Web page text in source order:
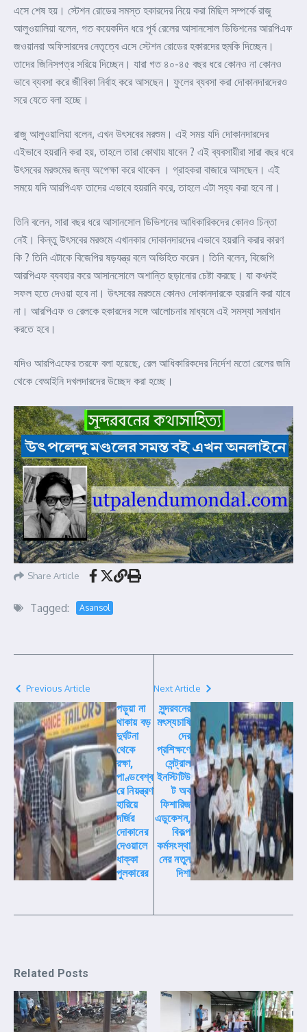
এসে শেষ হয়। স্টেশন রোডের সমস্ত হকারদের নিয়ে করা মিছিল সম্পর্কে রাজু
আলুওয়ালিয়া বলেন, গত কয়েকদিন ধরে পূর্ব রেলের আসানসোল ডিভিশনের আরপিএফ
জওয়ানরা অফিসারদের নেতৃত্বে এসে স্টেশন রোডের হকারদের হুমকি দিচ্ছেন।
তাদের জিনিসপত্র সরিয়ে দিচ্ছেন। যারা গত ৪০-৪৫ বছর ধরে কোনও না কোনও
ভাবে ব্যবসা করে জীবিকা নির্বাহ করে আসছেন। ফুলের ব্যবসা করা দোকানদারদেরও
সরে যেতে বলা হচ্ছে।
রাজু আলুওয়ালিয়া বলেন, এখন উৎসবের মরশুম। এই সময় যদি দোকানদারদের
এইভাবে হয়রানি করা হয়, তাহলে তারা কোথায় যাবেন ? এই ব্যবসায়ীরা সারা বছর ধরে
উৎসবের মরশুমের জন্য অপেক্ষা করে থাকেন । গ্রাহকরা বাজারে আসছেন। এই
সময়ে যদি আরপিএফ তাদের এভাবে হয়রানি করে, তাহলে এটা সহ্য করা হবে না।
তিনি বলেন, সারা বছর ধরে আসানসোল ডিভিশনের আধিকারিকদের কোনও চিন্তা
নেই। কিন্তু উৎসবের মরশুমে এখানকার দোকানদারদের এভাবে হয়রানি করার কারণ
কি ? তিনি এটাকে বিজেপির ষড়যন্ত্র বলে অভিহিত করেন। তিনি বলেন, বিজেপি
আরপিএফ ব্যবহার করে আসানসোলে অশান্তি ছড়ানোর চেষ্টা করছে। যা কখনই
সফল হতে দেওয়া হবে না। উৎসবের মরশুমে কোনও দোকানদারকে হয়রানি করা যাবে
না। আরপিএফ ও রেলকে হকারদের সঙ্গে আলোচনার মাধ্যমে এই সমস্যা সমাধান
করতে হবে।
যদিও আরপিএফের তরফে বলা হয়েছে, রেল আধিকারিকদের নির্দেশ মতো রেলের জমি
থেকে বেআইনি দখলদারদের উচ্ছেদ করা হচ্ছে।
Share Article
Tagged: Asansol
Previous Article
পড়ুয়া না
থাকায় বড়
দুর্ঘটনা
থেকে
রক্ষা,
পাণ্ডবেশ্ব
রে নিয়ন্ত্রণ
হারিয়ে
দর্জির
দোকানের
দেওয়ালে
ধাক্কা
পুলকারের
Next Article
সুন্দরবনের
মৎস্যচাষি
দের
প্রশিক্ষণে
সেন্ট্রাল
ইনস্টিটিউ
ট অব
ফিশারিজ
এডুকেশন,
বিকল্প
কর্মসংস্থা
নের নতুন
দিশা
Related Posts